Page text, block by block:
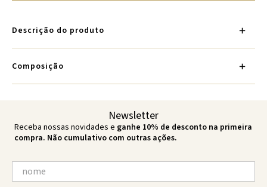
Descrição do produto
Composição
Newsletter
Receba nossas novidades e ganhe 10% de desconto na primeira
compra. Não cumulativo com outras ações.